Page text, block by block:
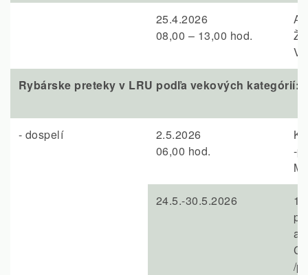
25.4.2026
08,00 – 13,00 hod.
Rybárske preteky v LRU podľa vekových kategórií:
- dospelí
2.5.2026
06,00 hod.
-
24.5.-30.5.2026
a
/